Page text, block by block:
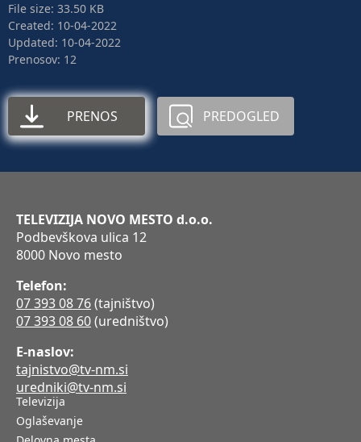
File size: 33.50 KB
Created: 10-04-2022
Updated: 10-04-2022
Prenosov: 12
PRENOS PREDOGLED
TELEVIZIJA NOVO MESTO d.o.o.
Podbevškova ulica 12
8000 Novo mesto
Telefon:
07 393 08 76(tajništvo)
07 393 08 60(uredništvo)
E-naslov:
tajnistvo@tv-nm.si
uredniki@tv-nm.si
Televizija
Oglaševanje